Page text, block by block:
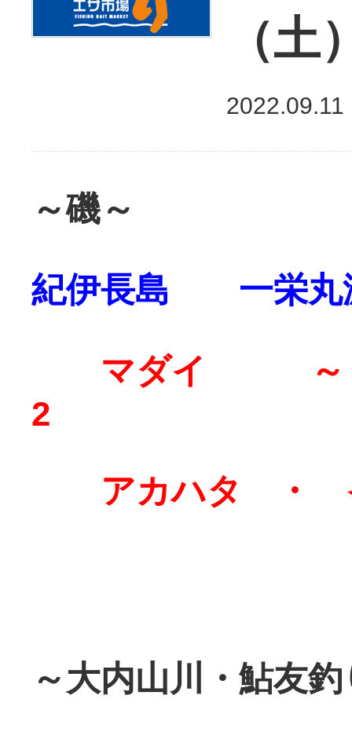
（
2022.09.11
～磯～
紀伊長島 一栄丸
マダイ
2
アカハタ ・
～大内山川・鮎友